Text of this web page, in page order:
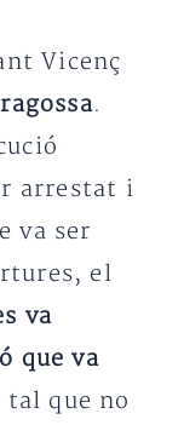
Vicenç
.
arrestat i
va ser
el
va
que va
tal que no